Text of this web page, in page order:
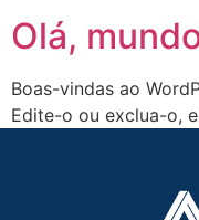
Olá,
Boas-vindas ao
Edite-o ou exclua-o,